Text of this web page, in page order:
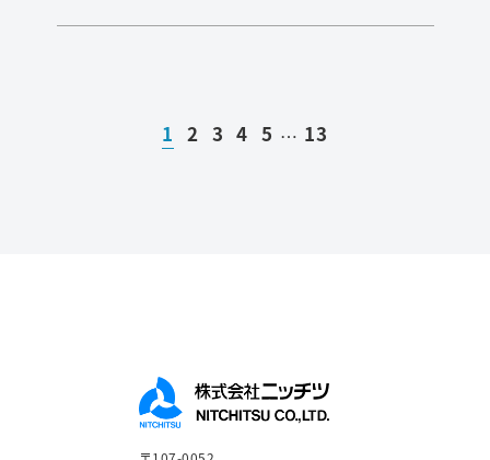
1 2 3 4 5 … 13